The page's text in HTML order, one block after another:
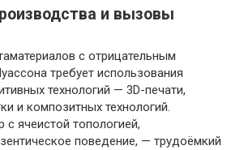
и вызовы
с отрицательным
требует использования
технологий — 3D-печати,
и композитных технологий.
с ячеистой топологией,
поведение, — трудоёмкий